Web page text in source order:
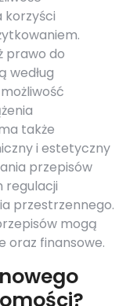
korzyści
prawo do
według
także
i estetyczny
przepisów
regulacji
przestrzennego.
mogą
oraz finansowe.